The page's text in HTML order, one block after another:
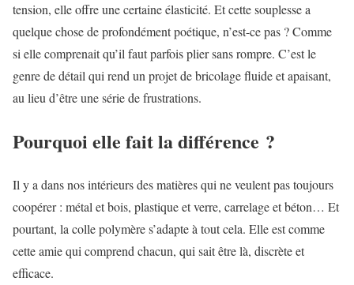
tension, elle offre une certaine élasticité. Et cette souplesse a
quelque chose de profondément poétique, n’est-ce pas ? Comme
si elle comprenait qu’il faut parfois plier sans rompre. C’est le
genre de détail qui rend un projet de bricolage fluide et apaisant,
au lieu d’être une série de frustrations.
Pourquoi elle fait la différence ?
Il y a dans nos intérieurs des matières qui ne veulent pas toujours
coopérer : métal et bois, plastique et verre, carrelage et béton… Et
pourtant, la colle polymère s’adapte à tout cela. Elle est comme
cette amie qui comprend chacun, qui sait être là, discrète et
efficace.